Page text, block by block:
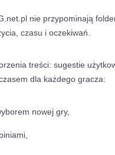
nie przypominają
czasu i oczekiwań.
treści: sugestie
dla każdego gracza:
nowej gry,